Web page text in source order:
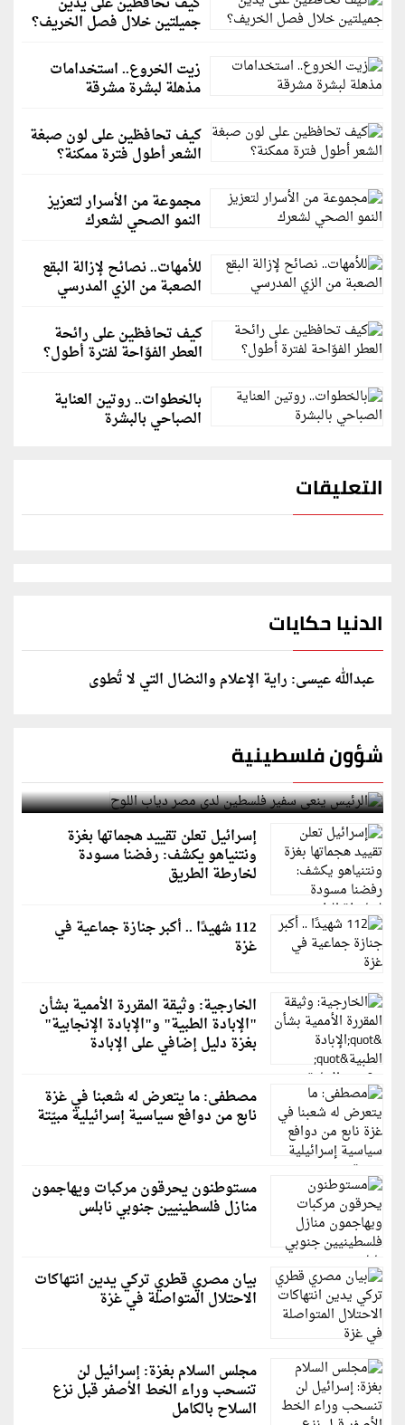
جميلتين خلال فصل الخريف؟
زيت الخروع.. استخدامات
مذهلة لبشرة مشرقة
كيف تحافظين على لون صبغة
الشعر أطول فترة ممكنة؟
مجموعة من الأسرار لتعزيز
النمو الصحي لشعرك
للأمهات.. نصائح لإزالة البقع
الصعبة من الزي المدرسي
كيف تحافظين على رائحة
العطر الفوّاحة لفترة أطول؟
بالخطوات.. روتين العناية
الصباحي بالبشرة
التعليقات
الدنيا حكايات
عبدالله عيسى: راية الإعلام والنضال التي لا تُطوى
شؤون فلسطينية
الرئيس ينعى سفير فلسطين لدى مصر دياب اللوح
إسرائيل تعلن تقييد هجماتها بغزة
ونتنياهو يكشف: رفضنا مسودة
لخارطة الطريق
112 شهيدًا .. أكبر جنازة جماعية في
غزة
الخارجية: وثيقة المقررة الأممية بشأن
"الإبادة الطبية" و"الإبادة الإنجابية"
بغزة دليل إضافي على الإبادة
مصطفى: ما يتعرض له شعبنا في غزة
نابع من دوافع سياسية إسرائيلية مبيّتة
مستوطنون يحرقون مركبات ويهاجمون
منازل فلسطينيين جنوبي نابلس
بيان مصري قطري تركي يدين انتهاكات
الاحتلال المتواصلة في غزة
مجلس السلام بغزة: إسرائيل لن
تنسحب وراء الخط الأصفر قبل نزع
السلاح بالكامل